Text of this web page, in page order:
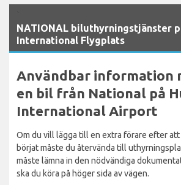
NATIONAL biluthyrningstjänster
International Flygplats
Användbar information
en bil från National på
International Airport
Om du vill lägga till en extra förare efter
börjat måste du återvända till
måste lämna in den nödvändiga
ska du köra på höger sida av vägen.